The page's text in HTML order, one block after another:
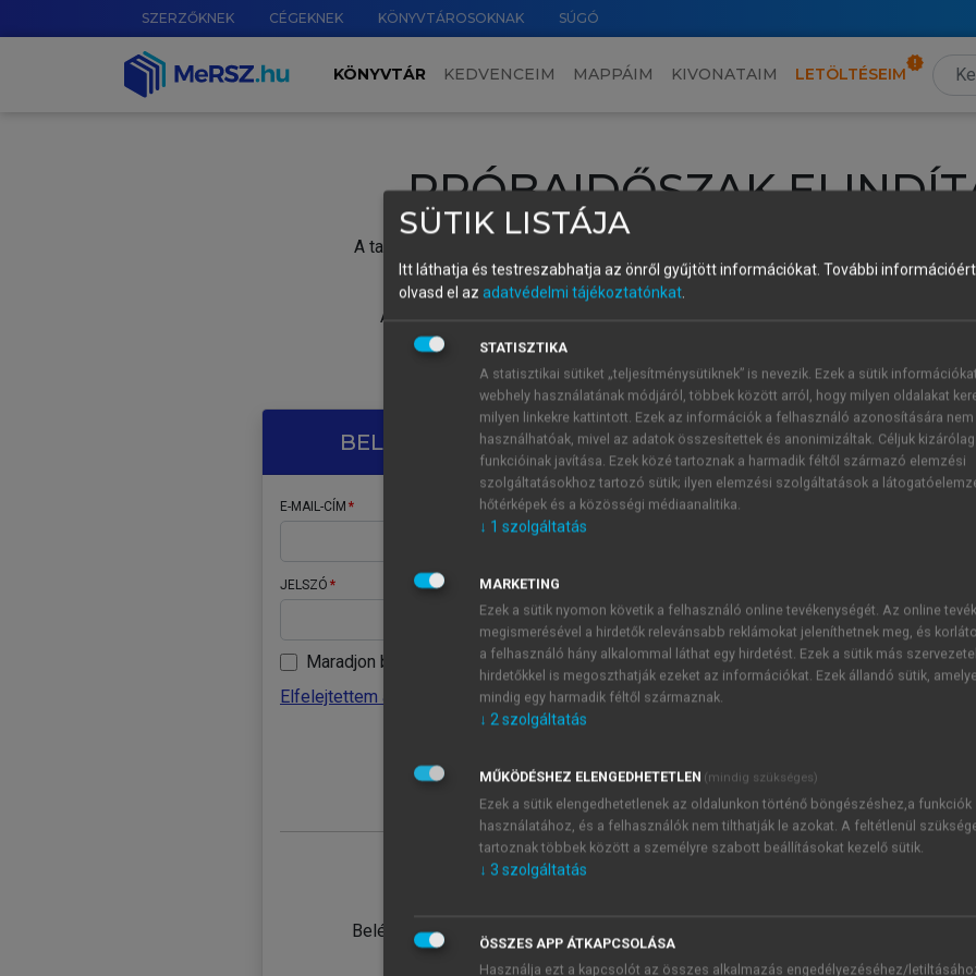
SZERZŐKNEK CÉGEKNEK KÖNYVTÁROSOKNAK SÚGÓ
KÖNYVTÁR KEDVENCEIM MAPPÁIM KIVONATAIM LETÖLTÉSEIM
PRÓBAIDŐSZAK
A tartalom megtekintéséhez lépj be a saját fiókoddal, iskolai azonosítóddal vagy
Új felhasználóként1 óra díjmentes hozzáférésrevagy
A próbaidőszak elindításához,
vagy hozz
A regisztráció után a
BELÉPÉS SAJÁT FIÓKKAL
E-MAIL-CÍM
JELSZÓ
Maradjon belépve
Elfelejtettem a jelszavamat
Belépés intézményi azonosítóval
ÚJ FIÓK
1 óra
JELSZÓ
Kérek értesítést a MeRSZ
Kérek értesítést az
SÜTIK LISTÁJA
Itt láthatja és testreszabhatja az önről gyűjtött információkat. További
olvasd el az adatvédelmi tájékoztatónkat.
STATISZTIKA
A statisztikai sütiket „teljesítménysütiknek” is nevezik. Ezek a sütik
webhely használatának módjáról, többek között arról, hogy milyen oldalakat
milyen linkekre kattintott. Ezek az információk a felhasználó azonosítására nem
használhatóak, mivel az adatok összesítettek és anonimizáltak. Céljuk
funkcióinak javítása. Ezek közé tartoznak a harmadik féltől származó elemzési
szolgáltatásokhoz tartozó sütik; ilyen elemzési szolgáltatások a
hőtérképek és a közösségi médiaanalitika.
↓ 1 szolgáltatás
MARKETING
Ezek a sütik nyomon követik a felhasználó online tevékenységét. Az online
megismerésével a hirdetők relevánsabb reklámokat jeleníthetnek meg, és
a felhasználó hány alkalommal láthat egy hirdetést. Ezek a sütik más
hirdetőkkel is megoszthatják ezeket az információkat. Ezek állandó sütik,
mindig egy harmadik féltől származnak.
↓ 2szolgáltatás
MŰKÖDÉSHEZ ELENGEDHETETLEN (mindig szükséges)
Ezek a sütik elengedhetetlenek az oldalunkon történő böngészéshez,a funkciók
használatához, és a felhasználók nem tilthatják le azokat. A feltétlenül
tartoznak többek között a személyre szabott beállításokat kezelő sütik.
↓ 3 szolgáltatás
ÖSSZES APP ÁTKAPCSOLÁSA
Használja ezt a kapcsolót az összes alkalmazás engedélyezéséhez/